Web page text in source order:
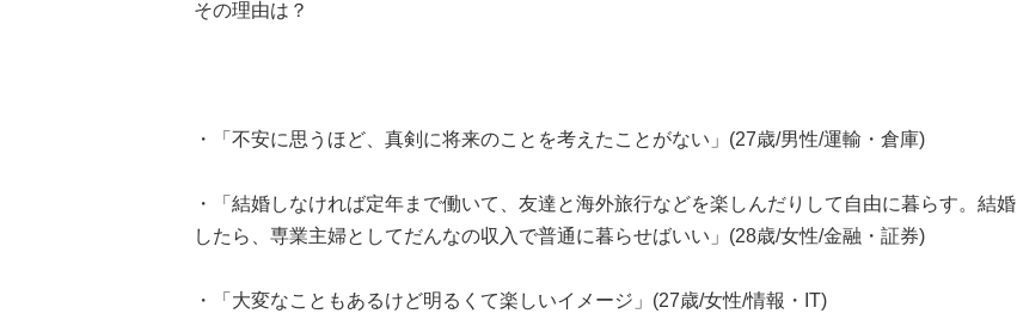
その理由は？
・「不安に思うほど、真剣に将来のことを考えたことがない」(27歳/男性/運輸・倉庫)
・「結婚しなければ定年まで働いて、友達と海外旅行などを楽しんだりして自由に暮らす。結婚
したら、専業主婦としてだんなの収入で普通に暮らせばいい」(28歳/女性/金融・証券)
・「大変なこともあるけど明るくて楽しいイメージ」(27歳/女性/情報・IT)